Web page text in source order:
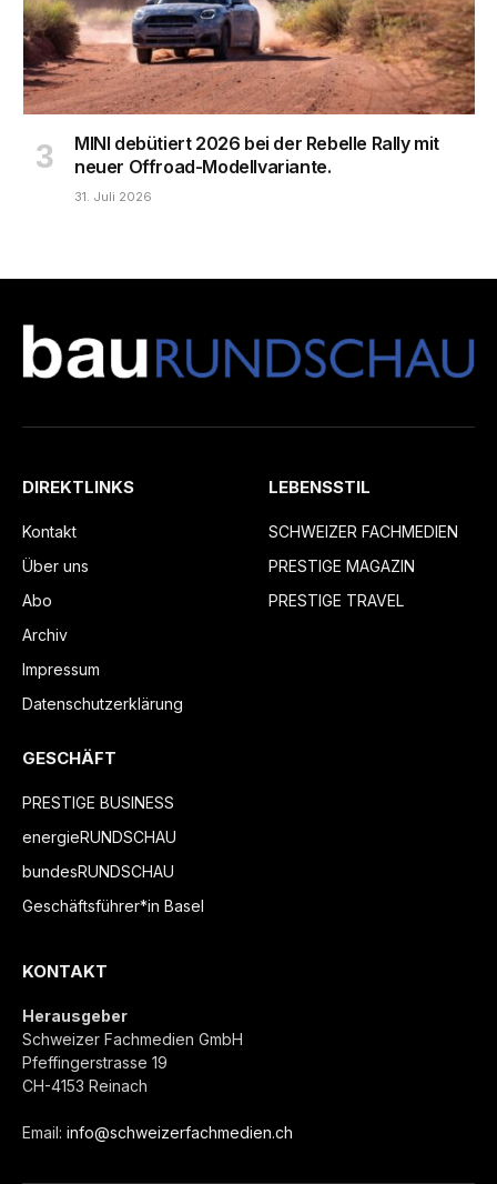
MINI debütiert 2026 bei der Rebelle Rally mit
neuer Offroad-Modellvariante.
31. Juli 2026
DIREKTLINKS
Kontakt
Über uns
Abo
Archiv
Impressum
Datenschutzerklärung
LEBENSSTIL
SCHWEIZER FACHMEDIEN
PRESTIGE MAGAZIN
PRESTIGE TRAVEL
GESCHÄFT
PRESTIGE BUSINESS
energieRUNDSCHAU
bundesRUNDSCHAU
Geschäftsführer*in Basel
KONTAKT
Herausgeber
Schweizer Fachmedien GmbH
Pfeffingerstrasse 19
CH-4153 Reinach
Email: info@schweizerfachmedien.ch